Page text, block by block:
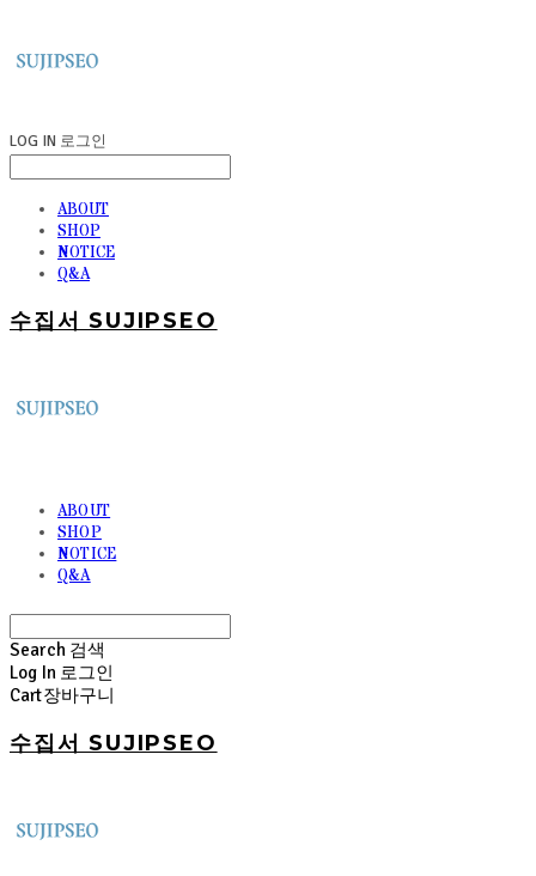
LOG IN 로그인
ABOUT
SHOP
NOTICE
Q&A
수집서 SUJIPSEO
ABOUT
SHOP
NOTICE
Q&A
Search 검색
Log In 로그인
Cart장바구니
수집서 SUJIPSEO